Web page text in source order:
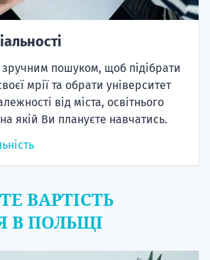
зручним пошуком, щоб підібрати
мрії та обрати університет
від міста, освітнього
якій Ви плануєте навчатись.
ВАРТІСТЬ
В ПОЛЬЩІ